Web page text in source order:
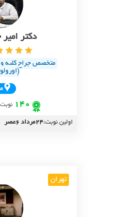
دکتر
متخصص جراح کلیه و
140 نوبت
اولین نوبت:24مرداد 6عصر
تهران